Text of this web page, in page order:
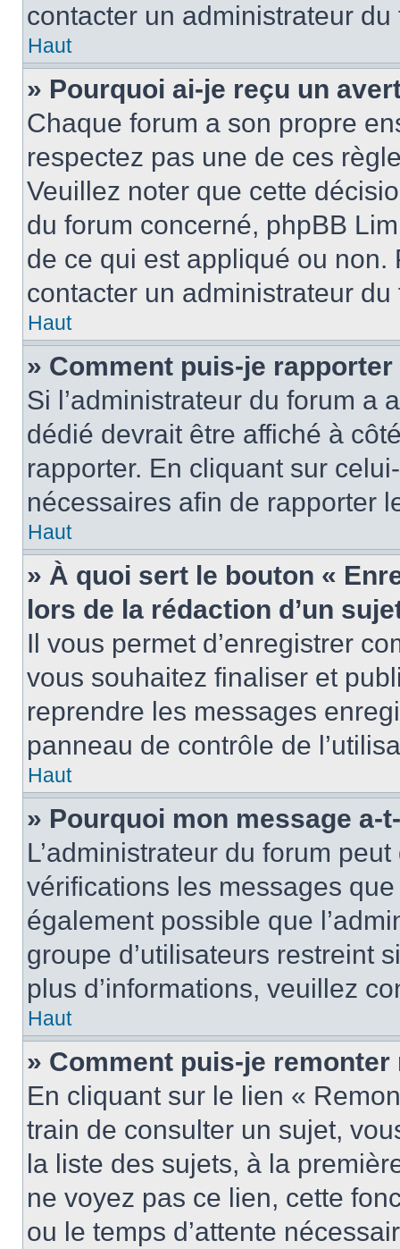
contacter un administrateur du
Haut
» Pourquoi ai-je reçu un
Chaque forum a son propre
respectez pas une de ces
Veuillez noter que cette
du forum concerné, phpBB
de ce qui est appliqué ou non.
contacter un administrateur du
Haut
» Comment puis-je
Si l’administrateur du forum a
dédié devrait être affiché à
rapporter. En cliquant sur
nécessaires afin de rapporter
Haut
» À quoi sert le bouton «
lors de la rédaction d’un
Il vous permet d’enregistrer
vous souhaitez finaliser et
reprendre les messages
panneau de contrôle de
Haut
» Pourquoi mon message a-
L’administrateur du forum
vérifications les messages
également possible que
groupe d’utilisateurs restreint
plus d’informations, veuillez
Haut
» Comment puis-je
En cliquant sur le lien «
train de consulter un sujet,
la liste des sujets, à la
ne voyez pas ce lien, cette
ou le temps d’attente